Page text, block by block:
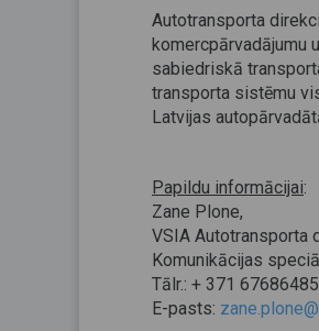
Autotransporta
komercpārvadājumu
sabiedriskā
transporta sistēmu
Latvijas
Papildu informācijai:
Zane Plone,
VSIA Autotransporta
Komunikācijas
Tālr.: + 371 67686485
E-pasts: